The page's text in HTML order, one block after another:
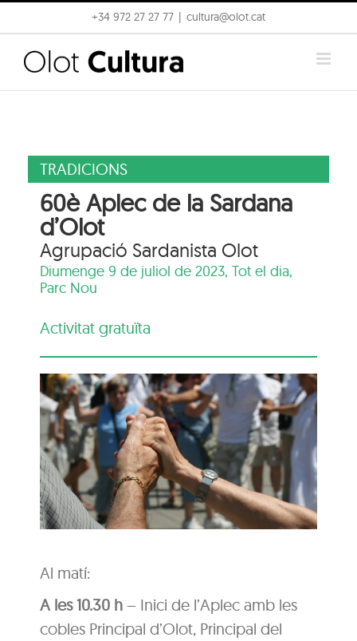
to
content
+34 972 27 27 77 cultura@olot.cat
TRADICIONS
60è Aplec de la Sardana
d’Olot
Agrupació Sardanista Olot
Diumenge 9 de juliol de 2023, Tot el dia,
Parc Nou
Activitat gratuïta
Al matí:
A les 10.30 h – Inici de l’Aplec amb les
cobles Principal d’Olot, Principal del